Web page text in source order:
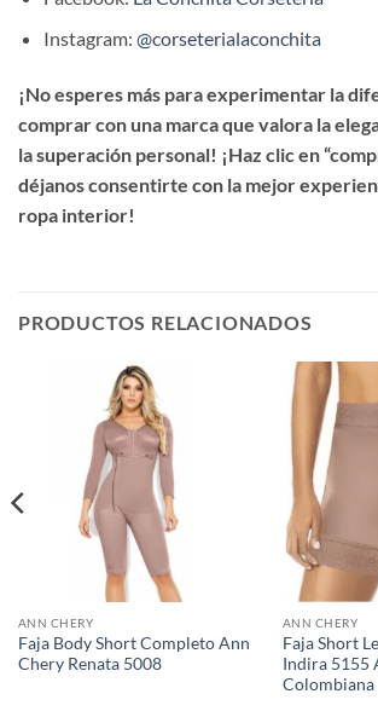
Instagram: @corseterialaconchita
¡No esperes más para experimentar la
comprar con una marca que valora la
la superación personal! ¡Haz clic en
déjanos consentirte con la mejor
ropa interior!
PRODUCTOS RELACIONADOS
ANN CHERY
Faja Body Short Completo Ann
Chery Renata 5008
ANN CHERY
Faja Short
Indira 5155
Colombiana